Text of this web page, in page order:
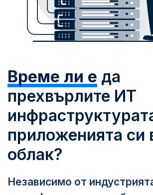
Време ли е да
прехвърлите ИТ
приложенията си
облак?
Независимо от